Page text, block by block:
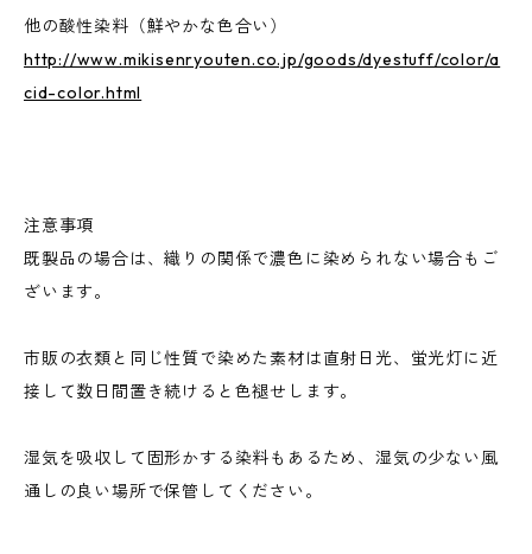
他の酸性染料（鮮やかな色合い）
http://www.mikisenryouten.co.jp/goods/dyestuff/color/a
cid-color.html
注意事項
既製品の場合は、織りの関係で濃色に染められない場合もご
ざいます。
市販の衣類と同じ性質で染めた素材は直射日光、蛍光灯に近
接して数日間置き続けると色褪せします。
湿気を吸収して固形かする染料もあるため、湿気の少ない風
通しの良い場所で保管してください。